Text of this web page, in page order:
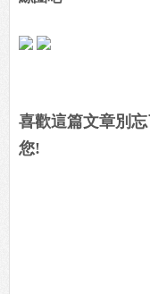
喜歡這篇文章別
您!